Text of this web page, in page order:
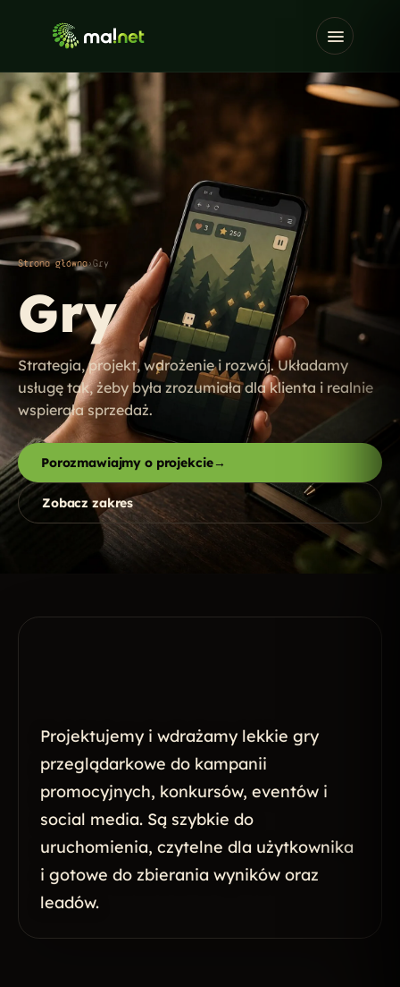
Strona główna›Gry
Gry
Strategia, projekt, wdrożenie i rozwój. Układamy
usługę tak, żeby była zrozumiała dla klienta i realnie
wspierała sprzedaż.
Porozmawiajmy o projekcie→
Zobacz zakres
Projektujemy i wdrażamy lekkie gry
przeglądarkowe do kampanii
promocyjnych, konkursów, eventów i
social media. Są szybkie do
uruchomienia, czytelne dla użytkownika
i gotowe do zbierania wyników oraz
leadów.